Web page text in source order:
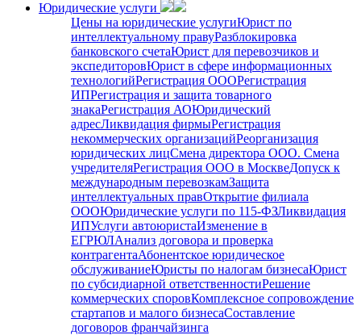
Юридические услуги
Цены на юридические услугиЮрист по
интеллектуальному правуРазблокировка
банковского счетаЮрист для перевозчиков и
экспедиторовЮрист в сфере информационных
технологийРегистрация ОООРегистрация
ИПРегистрация и защита товарного
знакаРегистрация АОЮридический
адресЛиквидация фирмыРегистрация
некоммерческих организацийРеорганизация
юридических лицСмена директора ООО. Смена
учредителяРегистрация ООО в МосквеДопуск к
международным перевозкамЗащита
интеллектуальных правОткрытие филиала
ОООЮридические услуги по 115-ФЗЛиквидация
ИПУслуги автоюристаИзменение в
ЕГРЮЛАнализ договора и проверка
контрагентаАбонентское юридическое
обслуживаниеЮристы по налогам бизнесаЮрист
по субсидиарной ответственностиРешение
коммерческих споровКомплексное сопровождение
стартапов и малого бизнесаСоставление
договоров франчайзинга